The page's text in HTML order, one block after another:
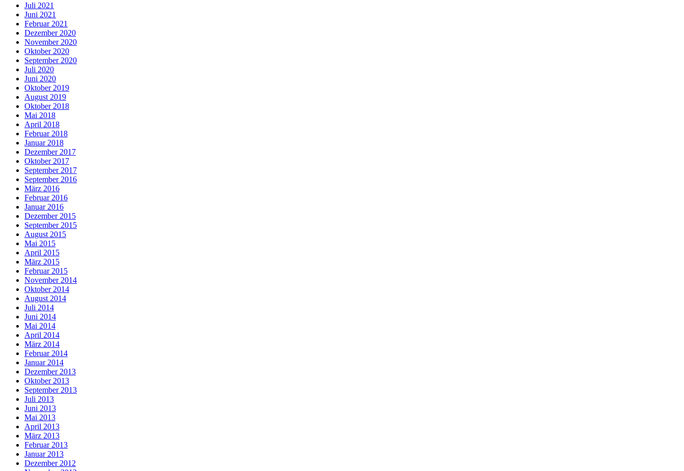
Juli 2021
Juni 2021
Februar 2021
Dezember 2020
November 2020
Oktober 2020
September 2020
Juli 2020
Juni 2020
Oktober 2019
August 2019
Oktober 2018
Mai 2018
April 2018
Februar 2018
Januar 2018
Dezember 2017
Oktober 2017
September 2017
September 2016
März 2016
Februar 2016
Januar 2016
Dezember 2015
September 2015
August 2015
Mai 2015
April 2015
März 2015
Februar 2015
November 2014
Oktober 2014
August 2014
Juli 2014
Juni 2014
Mai 2014
April 2014
März 2014
Februar 2014
Januar 2014
Dezember 2013
Oktober 2013
September 2013
Juli 2013
Juni 2013
Mai 2013
April 2013
März 2013
Februar 2013
Januar 2013
Dezember 2012